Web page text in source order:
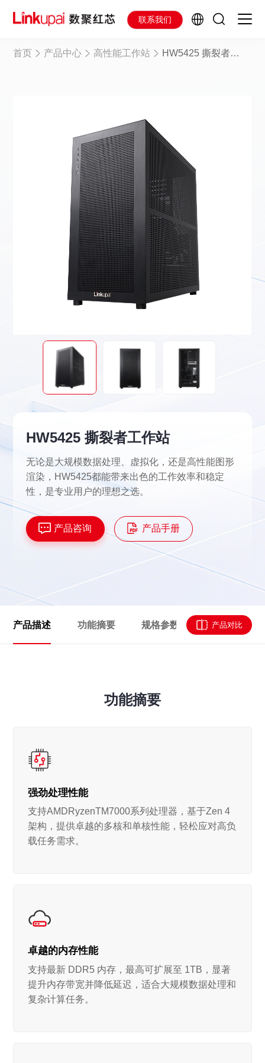
联系我们
首页 产品中心 高性能工作站 HW5425 撕裂者工作站
HW5425 撕裂者工作站
无论是大规模数据处理、虚拟化，还是高性能图形
渲染，HW5425都能带来出色的工作效率和稳定
性，是专业用户的理想之选。
产品咨询 产品手册
产品描述 功能摘要 规格参数 资源下载
产品对比
功能摘要
强劲处理性能
支持AMDRyzenTM7000系列处理器，基于Zen 4
架构，提供卓越的多核和单核性能，轻松应对高负
载任务需求。
卓越的内存性能
支持最新 DDR5 内存，最高可扩展至 1TB，显著
提升内存带宽并降低延迟，适合大规模数据处理和
复杂计算任务。